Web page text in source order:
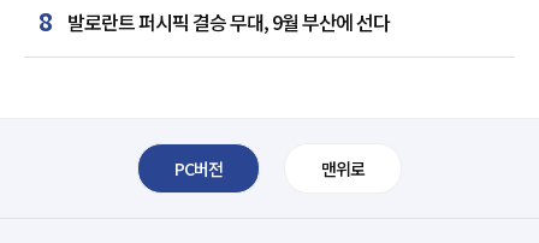
8 발로란트 퍼시픽 결승 무대, 9월 부산에 선다
PC버전 맨위로